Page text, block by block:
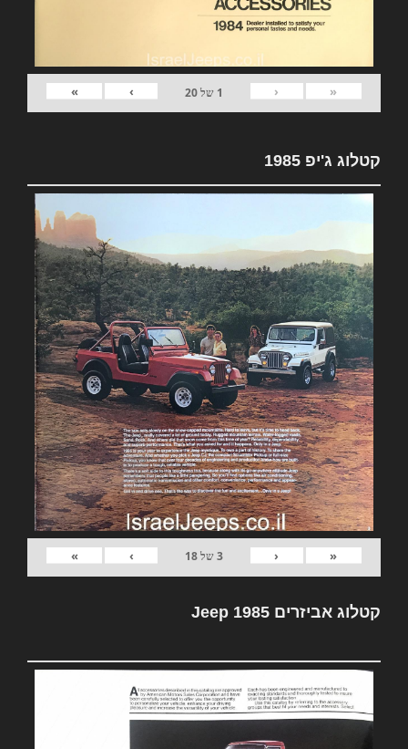
«
‹
1 של20
›
»
קטלוג ג'יפ 1985
«
‹
3של18
›
»
קטלוג אביזרים Jeep 1985